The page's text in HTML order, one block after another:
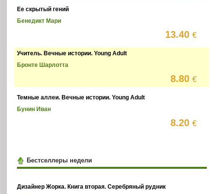
Ее скрытый гений
Бенедикт Мари
13.40€
Учитель. Вечные истории. Young Adult
Бронте Шарлотта
8.80€
Темные аллеи. Вечные истории. Young Adult
Бунин Иван
8.20€
Бестселлеры недели
Дизайнер Жорка. Книга вторая. Серебряный рудник